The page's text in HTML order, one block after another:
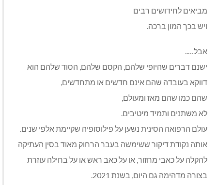
מביאים לחידושים רבים
ויש בכך המון ברכה.
אבל…..
ישנם דברים שהיופי שלהם, הקסם שלהם, הסוד שלהם הוא
דווקא בעובדה שהם אינם חדשים או מתחדשים,
שהם כמו שהם מאז ומעולם,
לא משתנים ותמיד מיטיבים.
עולם הרפואה הסינית נשען על פילוסופיה שקיימת אלפי שנים.
אותה נקודת דיקור ששימשה בעבר הרחוק מאוד בסין העתיקה
להקלה על כאבי מחזור, או על כאב ראש או על בחילה עוזרת
בצורה מדהימה גם היום, בשנת 2021.